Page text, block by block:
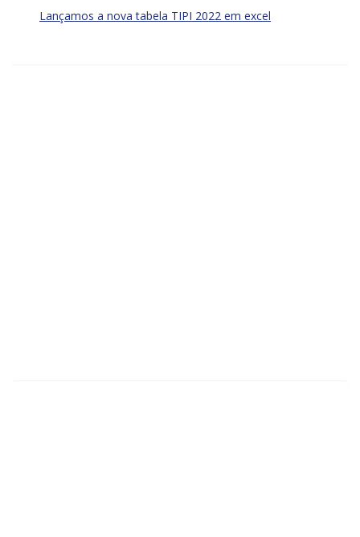
Lançamos a nova tabela TIPI 2022 em excel